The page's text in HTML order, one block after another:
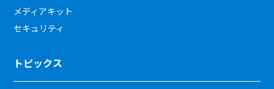
メディアキット
セキュリティ
トピックス